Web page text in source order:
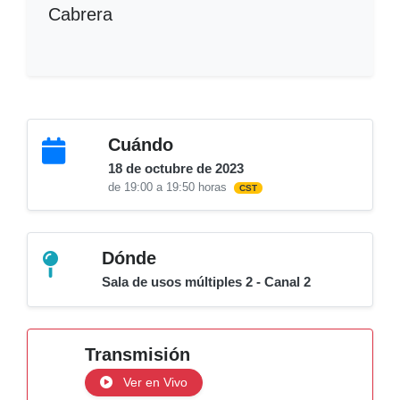
Cabrera
Cuándo
18 de octubre de 2023
de 19:00 a 19:50 horas CST
Dónde
Sala de usos múltiples 2 - Canal 2
Transmisión
Ver en Vivo